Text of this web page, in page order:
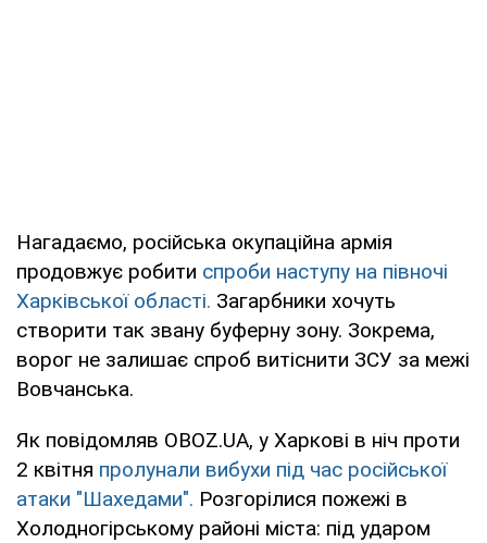
Нагадаємо, російська окупаційна армія
продовжує робити спроби наступу на півночі
Харківської області. Загарбники хочуть
створити так звану буферну зону. Зокрема,
ворог не залишає спроб витіснити ЗСУ за межі
Вовчанська.
Як повідомляв OBOZ.UA, у Харкові в ніч проти
2 квітня пролунали вибухи під час російської
атаки "Шахедами". Розгорілися пожежі в
Холодногірському районі міста: під ударом